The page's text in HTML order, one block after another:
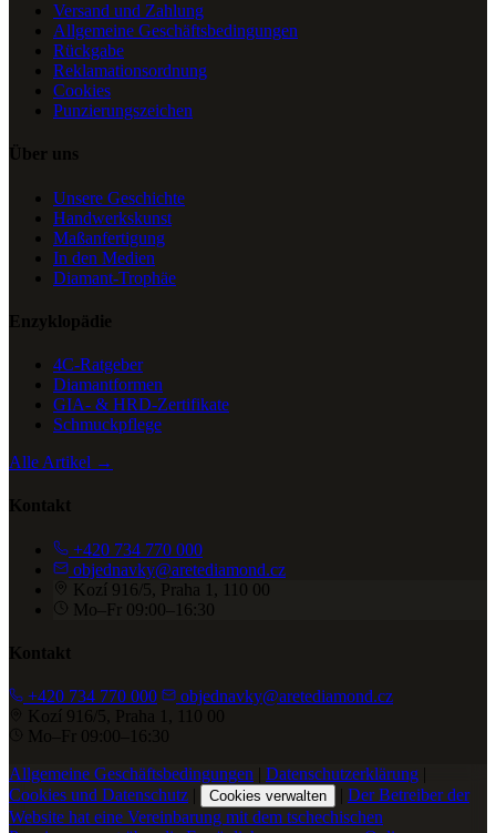
Versand und Zahlung
Allgemeine Geschäftsbedingungen
Rückgabe
Reklamationsordnung
Cookies
Punzierungszeichen
Über uns
Unsere Geschichte
Handwerkskunst
Maßanfertigung
In den Medien
Diamant-Trophäe
Enzyklopädie
4C-Ratgeber
Diamantformen
GIA- & HRD-Zertifikate
Schmuckpflege
Alle Artikel →
Kontakt
+420 734 770 000
objednavky@aretediamond.cz
Kozí 916/5, Praha 1, 110 00
Mo–Fr 09:00–16:30
Kontakt
+420 734 770 000
objednavky@aretediamond.cz
Kozí 916/5, Praha 1, 110 00
Mo–Fr 09:00–16:30
Allgemeine Geschäftsbedingungen | Datenschutzerklärung |
Cookies und Datenschutz | Cookies verwalten | Der Betreiber der
Website hat eine Vereinbarung mit dem tschechischen